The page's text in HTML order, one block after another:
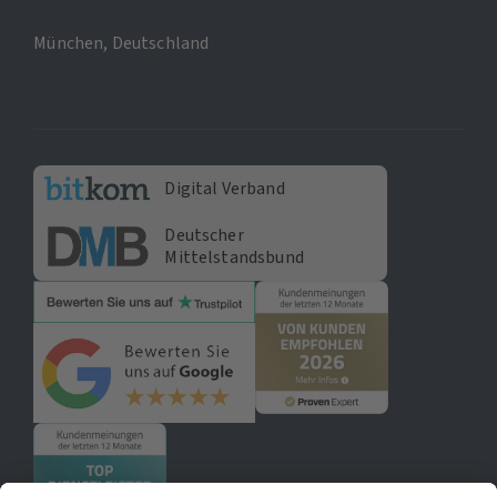
München, Deutschland
Digital Verband
Deutscher
Mittelstandsbund